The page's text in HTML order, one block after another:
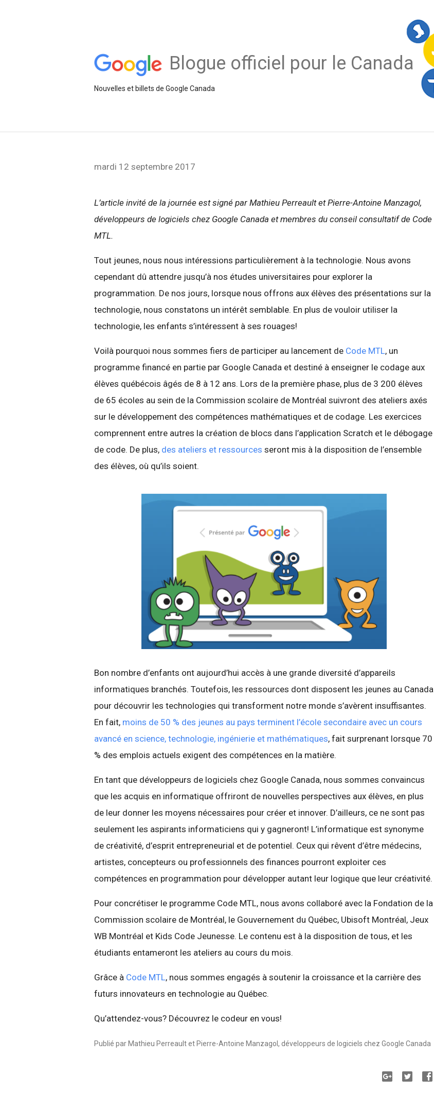
Blogue officiel pour le Canada
Nouvelles et billets de Google Canada
mardi 12 septembre 2017
L’article invité de la journée est signé par Mathieu Perreault et Pierre-Antoine Manzagol,
développeurs de logiciels chez Google Canada et membres du conseil consultatif de Code
MTL.
Tout jeunes, nous nous intéressions particulièrement à la technologie. Nous avons
cependant dû attendre jusqu’à nos études universitaires pour explorer la
programmation. De nos jours, lorsque nous offrons aux élèves des présentations sur la
technologie, nous constatons un intérêt semblable. En plus de vouloir utiliser la
technologie, les enfants s’intéressent à ses rouages!
Voilà pourquoi nous sommes fiers de participer au lancement de Code MTL, un
programme financé en partie par Google Canada et destiné à enseigner le codage aux
élèves québécois âgés de 8 à 12 ans. Lors de la première phase, plus de 3 200 élèves
de 65 écoles au sein de la Commission scolaire de Montréal suivront des ateliers axés
sur le développement des compétences mathématiques et de codage. Les exercices
comprennent entre autres la création de blocs dans l’application Scratch et le débogage
de code. De plus, des ateliers et ressources seront mis à la disposition de l’ensemble
des élèves, où qu’ils soient.
Bon nombre d’enfants ont aujourd’hui accès à une grande diversité d’appareils
informatiques branchés. Toutefois, les ressources dont disposent les jeunes au Canada
pour découvrir les technologies qui transforment notre monde s’avèrent insuffisantes.
En fait, moins de 50 % des jeunes au pays terminent l’école secondaire avec un cours
avancé en science, technologie, ingénierie et mathématiques, fait surprenant lorsque 70
% des emplois actuels exigent des compétences en la matière.
En tant que développeurs de logiciels chez Google Canada, nous sommes convaincus
que les acquis en informatique offriront de nouvelles perspectives aux élèves, en plus
de leur donner les moyens nécessaires pour créer et innover. D’ailleurs, ce ne sont pas
seulement les aspirants informaticiens qui y gagneront! L’informatique est synonyme
de créativité, d’esprit entrepreneurial et de potentiel. Ceux qui rêvent d’être médecins,
artistes, concepteurs ou professionnels des finances pourront exploiter ces
compétences en programmation pour développer autant leur logique que leur créativité.
Pour concrétiser le programme Code MTL, nous avons collaboré avec la Fondation de la
Commission scolaire de Montréal, le Gouvernement du Québec, Ubisoft Montréal, Jeux
WB Montréal et Kids Code Jeunesse. Le contenu est à la disposition de tous, et les
étudiants entameront les ateliers au cours du mois.
Grâce à Code MTL, nous sommes engagés à soutenir la croissance et la carrière des
futurs innovateurs en technologie au Québec.
Qu’attendez-vous? Découvrez le codeur en vous!
Publié par Mathieu Perreault et Pierre-Antoine Manzagol, développeurs de logiciels chez Google Canada